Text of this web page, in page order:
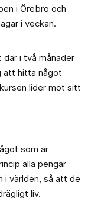
i Örebro och
i veckan.
i två månader
att hitta något
lider mot sitt
som är
alla pengar
i världen, så att de
liv.